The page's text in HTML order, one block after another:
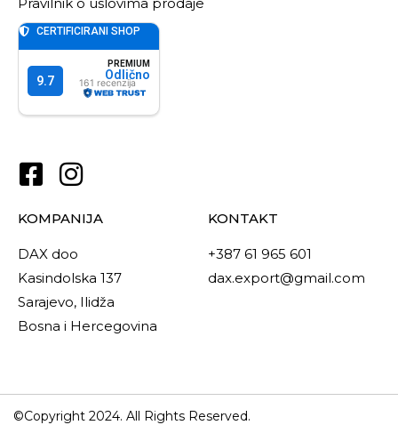
KOMPANIJA
DAX doo
Kasindolska 137
Sarajevo, Ilidža
Bosna i Hercegovina
KONTAKT
+387 61 965 601
dax.export@gmail.com
©Copyright 2024. All Rights Reserved.